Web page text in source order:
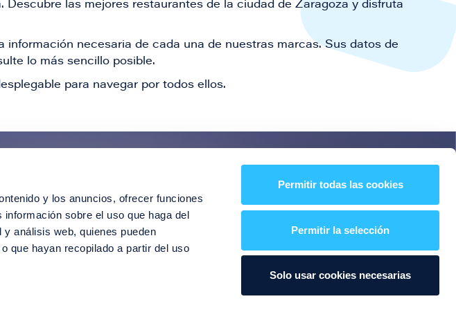
y los anuncios, ofrecer funciones
sobre el uso que haga del
análisis web, quienes pueden
que hayan recopilado a partir del uso
Permitir todas las cookies
Permitir la selección
Solo usar cookies necesarias
las mejores restaurantes de la ciudad de Zaragoza y disfruta
necesaria de cada una de nuestras marcas. Sus datos de
lo más sencillo posible.
para navegar por todos ellos.
novedades!
descuentos, eventos y mucho más